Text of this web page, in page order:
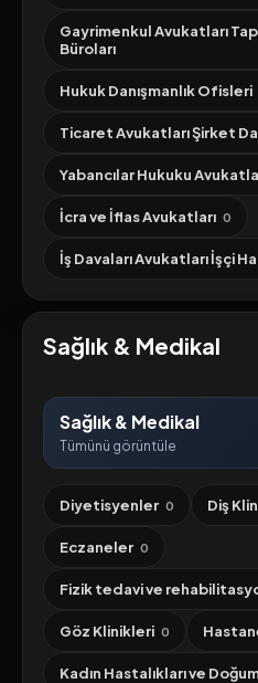
Gayrimenkul Avukatları
Büroları
Hukuk Danışmanlık Ofisleri
Ticaret Avukatları Şirket
Yabancılar Hukuku
İcra ve İflas Avukatları 0
İş Davaları Avukatları İşçi
Sağlık & Medikal
Sağlık & Medikal
Tümünü görüntüle
Diyetisyenler 0 Diş
Eczaneler 0
Fizik tedavi ve
Göz Klinikleri 0
Kadın Hastalıkları ve